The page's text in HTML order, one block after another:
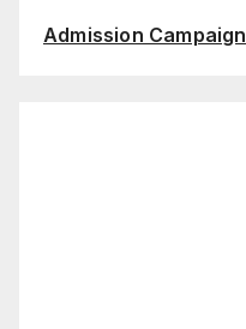
Admission Campaign